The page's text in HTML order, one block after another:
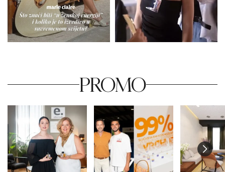
PROMO